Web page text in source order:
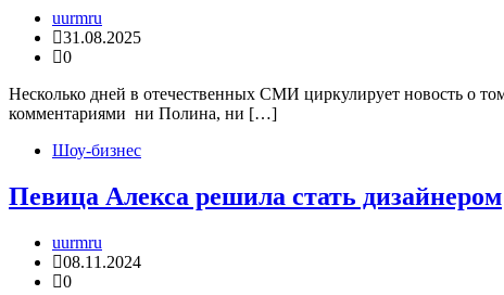
uurmru
31.08.2025
0
Несколько дней в отечественных СМИ циркулирует новость о
комментариями ни Полина, ни […]
Шоу-бизнес
Певица Алекса решила стать дизайнером
uurmru
08.11.2024
0